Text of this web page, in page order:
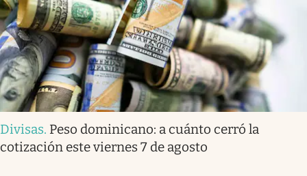
Divisas. Peso dominicano: a cuánto cerró la
cotización este viernes 7 de agosto